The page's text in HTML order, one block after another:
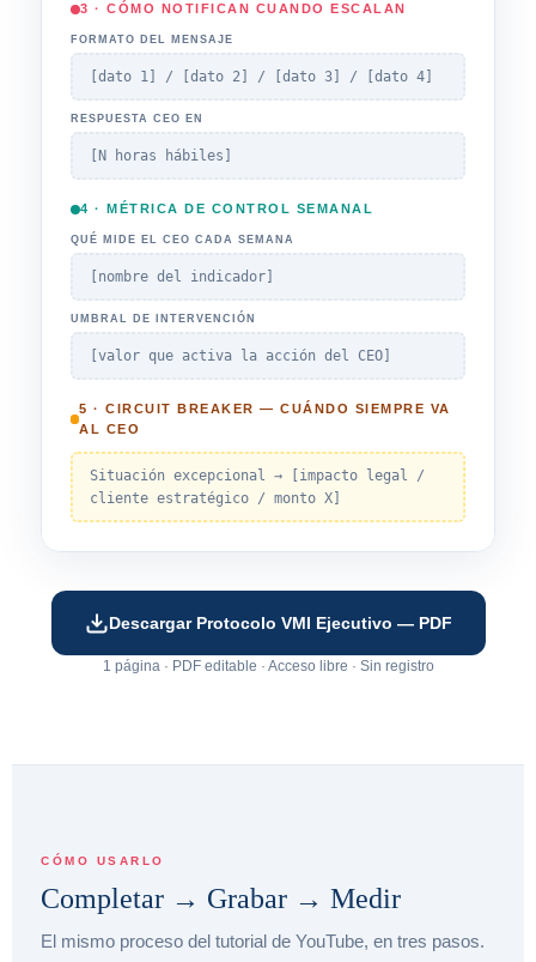
3 · CÓMO NOTIFICAN CUANDO ESCALAN
FORMATO DEL MENSAJE
[dato 1] / [dato 2] / [dato 3] / [dato 4]
RESPUESTA CEO EN
[N horas hábiles]
4 · MÉTRICA DE CONTROL SEMANAL
QUÉ MIDE EL CEO CADA SEMANA
[nombre del indicador]
UMBRAL DE INTERVENCIÓN
[valor que activa la acción del CEO]
5 · CIRCUIT BREAKER — CUÁNDO SIEMPRE VA
AL CEO
Situación excepcional → [impacto legal /
cliente estratégico / monto X]
Descargar Protocolo VMI Ejecutivo — PDF
1 página · PDF editable · Acceso libre · Sin registro
CÓMO USARLO
Completar → Grabar → Medir
El mismo proceso del tutorial de YouTube, en tres pasos.